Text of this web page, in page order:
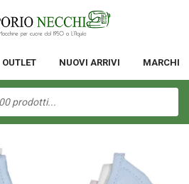
OUTLET NUOVI ARRIVI MARCHI